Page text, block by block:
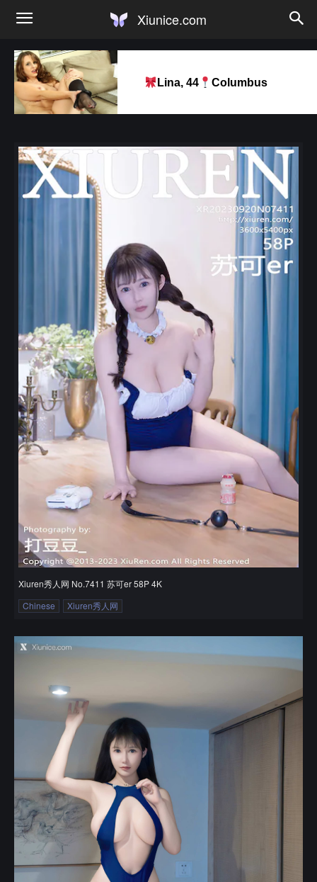
Xiunice.com
Lina, 44 Columbus
Xiuren秀人网 No.7411 苏可er 58P 4K
Chinese
Xiuren秀人网